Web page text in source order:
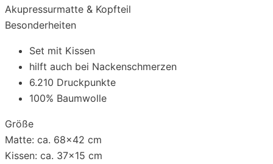
Akupressurmatte & Kopfteil
Besonderheiten
Set mit Kissen
hilft auch bei Nackenschmerzen
6.210 Druckpunkte
100% Baumwolle
Größe
Matte: ca. 68x42 cm
Kissen: ca. 37x15 cm